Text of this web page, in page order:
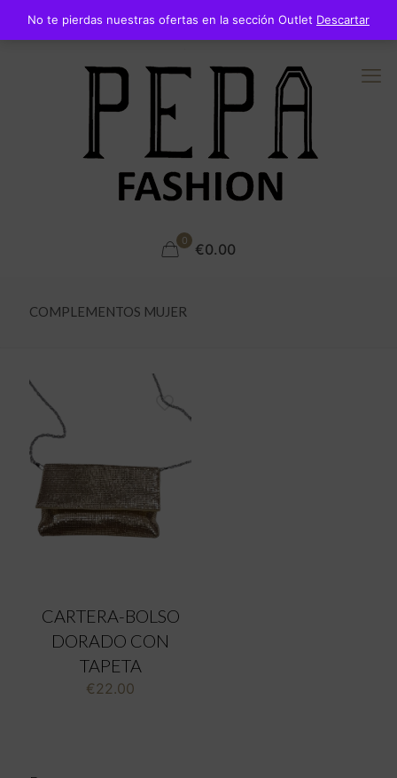
0 €0.00
COMPLEMENTOS MUJER
CARTERA-BOLSO
DORADO CON
TAPETA
€22.00
No te pierdas nuestras ofertas en la sección Outlet Descartar